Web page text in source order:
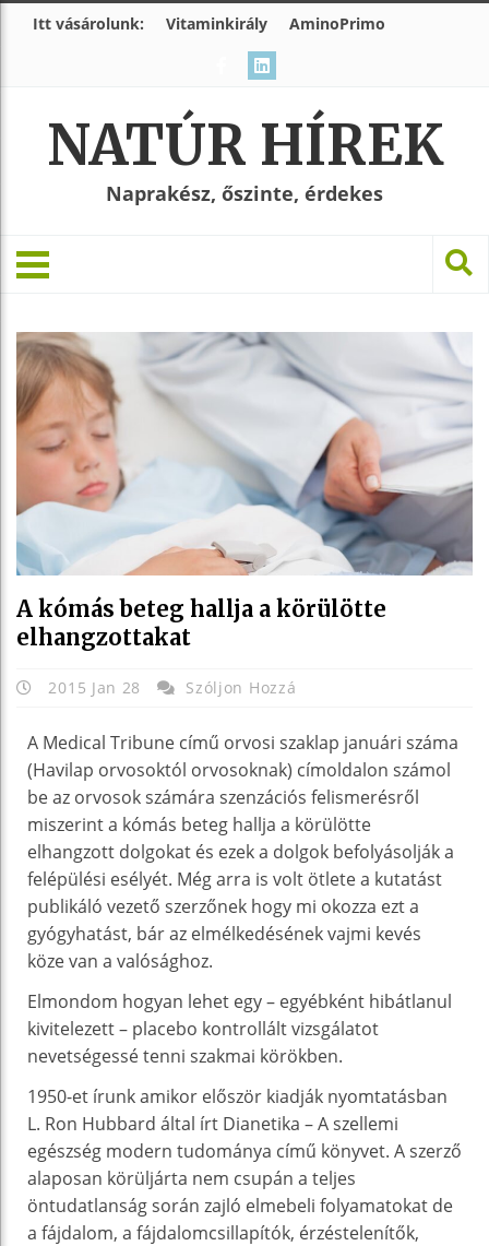
Itt vásárolunk: Vitaminkirály AminoPrimo
NATÚR HÍREK
Naprakész, őszinte, érdekes
A kómás beteg hallja a körülötte
elhangzottakat
2015 Jan 28 Szóljon Hozzá
A Medical Tribune című orvosi szaklap januári száma
(Havilap orvosoktól orvosoknak) címoldalon számol
be az orvosok számára szenzációs felismerésről
miszerint a kómás beteg hallja a körülötte
elhangzott dolgokat és ezek a dolgok befolyásolják a
felépülési esélyét. Még arra is volt ötlete a kutatást
publikáló vezető szerzőnek hogy mi okozza ezt a
gyógyhatást, bár az elmélkedésének vajmi kevés
köze van a valósághoz.
Elmondom hogyan lehet egy – egyébként hibátlanul
kivitelezett – placebo kontrollált vizsgálatot
nevetségessé tenni szakmai körökben.
1950-et írunk amikor először kiadják nyomtatásban
L. Ron Hubbard által írt Dianetika – A szellemi
egészség modern tudománya című könyvet. A szerző
alaposan körüljárta nem csupán a teljes
öntudatlanság során zajló elmebeli folyamatokat de
a fájdalom, a fájdalomcsillapítók, érzéstelenítők,